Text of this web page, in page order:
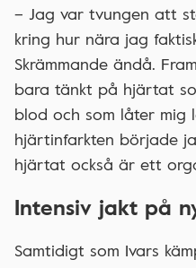
– Jag var tvungen att
kring hur nära jag
Skrämmande ändå.
bara tänkt på hjärtat
blod och som låter mig
hjärtinfarkten började
hjärtat också är ett
Intensiv jakt på
Samtidigt som Ivars